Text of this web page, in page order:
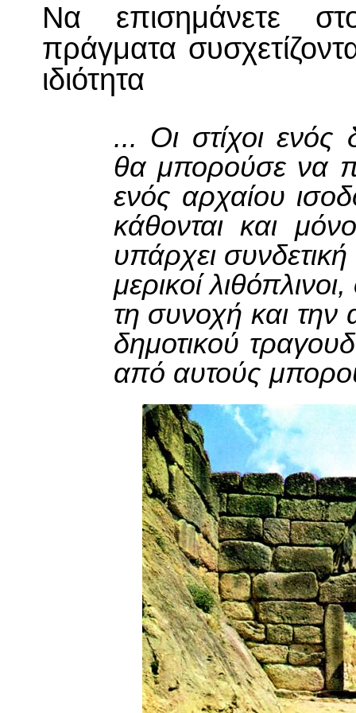
Να επισημάνετε
πράγματα
ιδιότητα
... Οι στίχοι ενός
θα μπορούσε να
ενός αρχαίου
κάθονται και
υπάρχει
μερικοί
τη συνοχή και την
δημοτικού
από αυτούς